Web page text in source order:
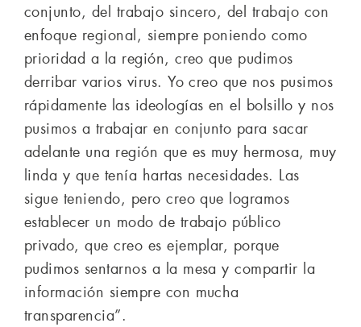
conjunto, del trabajo sincero, del trabajo con
enfoque regional, siempre poniendo como
prioridad a la región, creo que pudimos
derribar varios virus. Yo creo que nos pusimos
rápidamente las ideologías en el bolsillo y nos
pusimos a trabajar en conjunto para sacar
adelante una región que es muy hermosa, muy
linda y que tenía hartas necesidades. Las
sigue teniendo, pero creo que logramos
establecer un modo de trabajo público
privado, que creo es ejemplar, porque
pudimos sentarnos a la mesa y compartir la
información siempre con mucha
transparencia”.